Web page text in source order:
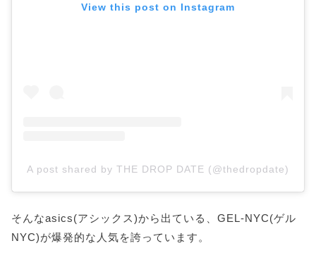
View this post on Instagram
A post shared by THE DROP DATE (@thedropdate)
そんなasics(アシックス)から出ている、GEL-NYC(ゲル
NYC)が爆発的な人気を誇っています。